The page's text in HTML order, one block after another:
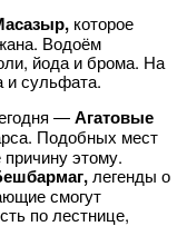
которое
Водоём
йода и брома. На
и сульфата.
—Агатовые
Подобных мест
этому.
легенды о
смогут
по лестнице,